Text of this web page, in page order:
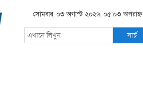
সোমবার, ০৩ অগাস্ট ২০২৬, ০৫:০৩ অপরাহ্ন
সার্চ